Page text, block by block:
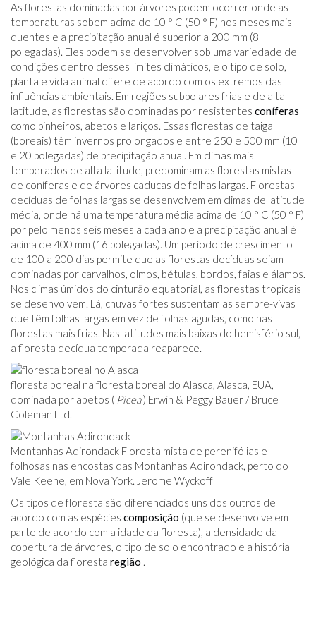
As florestas dominadas por árvores podem ocorrer onde as
temperaturas sobem acima de 10 ° C (50 ° F) nos meses mais
quentes e a precipitação anual é superior a 200 mm (8
polegadas). Eles podem se desenvolver sob uma variedade de
condições dentro desses limites climáticos, e o tipo de solo,
planta e vida animal difere de acordo com os extremos das
influências ambientais. Em regiões subpolares frias e de alta
latitude, as florestas são dominadas por resistentes coníferas
como pinheiros, abetos e lariços. Essas florestas de taiga
(boreais) têm invernos prolongados e entre 250 e 500 mm (10
e 20 polegadas) de precipitação anual. Em climas mais
temperados de alta latitude, predominam as florestas mistas
de coníferas e de árvores caducas de folhas largas. Florestas
decíduas de folhas largas se desenvolvem em climas de latitude
média, onde há uma temperatura média acima de 10 ° C (50 ° F)
por pelo menos seis meses a cada ano e a precipitação anual é
acima de 400 mm (16 polegadas). Um período de crescimento
de 100 a 200 dias permite que as florestas decíduas sejam
dominadas por carvalhos, olmos, bétulas, bordos, faias e álamos.
Nos climas úmidos do cinturão equatorial, as florestas tropicais
se desenvolvem. Lá, chuvas fortes sustentam as sempre-vivas
que têm folhas largas em vez de folhas agudas, como nas
florestas mais frias. Nas latitudes mais baixas do hemisfério sul,
a floresta decídua temperada reaparece.
floresta boreal na floresta boreal do Alasca, Alasca, EUA,
dominada por abetos ( Picea) Erwin & Peggy Bauer / Bruce
Coleman Ltd.
Montanhas Adirondack Floresta mista de perenifólias e
folhosas nas encostas das Montanhas Adirondack, perto do
Vale Keene, em Nova York. Jerome Wyckoff
Os tipos de floresta são diferenciados uns dos outros de
acordo com as espécies composição (que se desenvolve em
parte de acordo com a idade da floresta), a densidade da
cobertura de árvores, o tipo de solo encontrado e a história
geológica da floresta região .